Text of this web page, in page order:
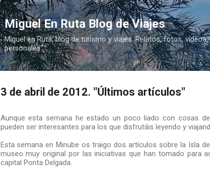
Ir al contenido principal
Miguel En Ruta Blog de Viajes
Miguel en Ruta, blog de turismo y viajes. Relatos, fotos,
personales"
3 de abril de 2012. "Últimos artículos"
Aunque esta semana he estado un poco liado con cosas
pueden ser interesantes para los que disfrutáis leyendo y
Esta semana en Minube os traigo dos artículos sobre la Isla
museo muy original por las iniciativas que han tomado para
capital Ponta Delgada.